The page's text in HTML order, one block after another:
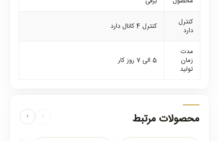
کنترل
دارد
کنترل 4 کانال دارد
مدت
زمان
تولید
5 الی 7 روز کار
محصولات مرتبط ‹
›